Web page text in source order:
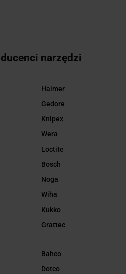
narzędzi
Haimer
Gedore
Knipex
Wera
Loctite
Bosch
Noga
Wiha
Kukko
Grattec
Bahco
Dotco